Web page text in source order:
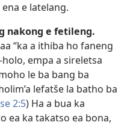
e latelang.
nakong e fetileng.
“ka a ithiba ho faneng
empa a sireletsa
le ba bang ba
lefatše la batho ba
2:5) Ha a bua ka
ea ka takatso ea bona,